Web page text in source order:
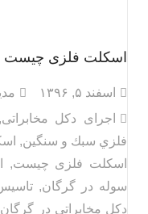
اسکلت فلزی چیست
اسفند ۵, ۱۳۹۶
اجرای دکل مخابراتی
فلزي سبك و سنگين,
اسکلت فلزی چیست,
سوله در گرگان,
دکل مخابراتی در گرگان